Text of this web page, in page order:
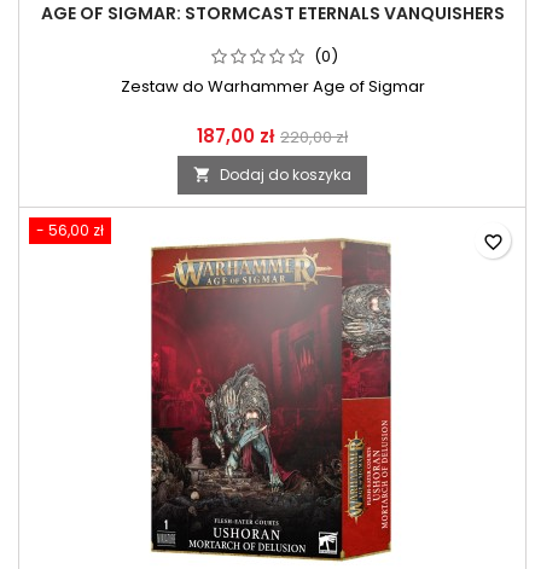
AGE OF SIGMAR: STORMCAST ETERNALS VANQUISHERS
(0)
Zestaw do Warhammer Age of Sigmar
187,00 zł 220,00 zł
 Dodaj do koszyka
- 56,00 zł
favorite_border